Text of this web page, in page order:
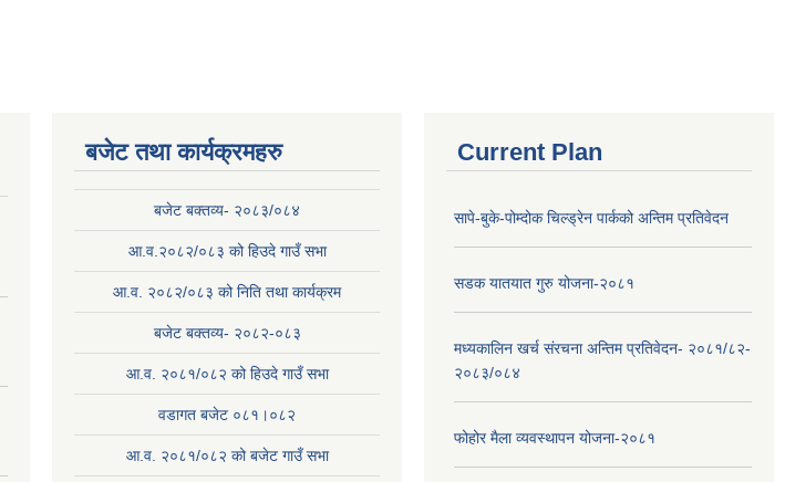
बजेट तथा कार्यक्रमहरु
बजेट बक्तव्य- २०८३/०८४
आ.व.२०८२/०८३ को हिउदे गाउँ सभा
आ.व. २०८२/०८३ को निति तथा कार्यक्रम
बजेट बक्तव्य- २०८२-०८३
आ.व. २०८१/०८२ को हिउदे गाउँ सभा
वडागत बजेट ०८१।०८२
आ.व. २०८१/०८२ को बजेट गाउँ सभा
Current Plan
सापे-बुके-पोम्दोक चिल्ड्रेन पार्कको अन्तिम प्रतिवेदन
सडक यातयात गुरु योजना-२०८१
मध्यकालिन खर्च संरचना अन्तिम प्रतिवेदन- २०८१/८२-
२०८३/०८४
फोहोर मैला व्यवस्थापन योजना-२०८१